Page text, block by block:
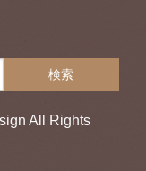
All Rights